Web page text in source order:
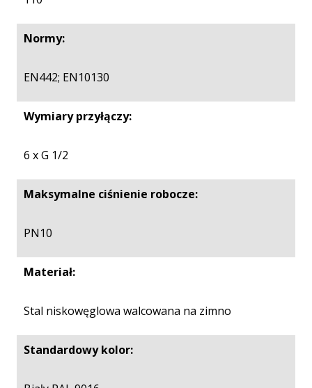
Normy:
EN442; EN10130
Wymiary przyłączy:
6 x G 1/2
Maksymalne ciśnienie robocze:
PN10
Materiał:
Stal niskowęglowa walcowana na zimno
Standardowy kolor: